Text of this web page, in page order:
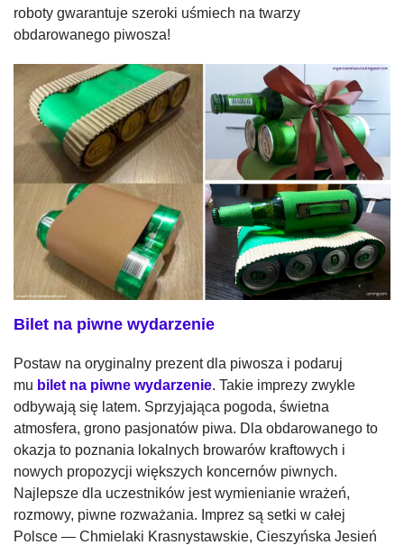
roboty gwarantuje szeroki uśmiech na twarzy
obdarowanego piwosza!
Bilet na piwne wydarzenie
Postaw na oryginalny prezent dla piwosza i podaruj
mu bilet na piwne wydarzenie. Takie imprezy zwykle
odbywają się latem. Sprzyjająca pogoda, świetna
atmosfera, grono pasjonatów piwa. Dla obdarowanego to
okazja to poznania lokalnych browarów kraftowych i
nowych propozycji większych koncernów piwnych.
Najlepsze dla uczestników jest wymienianie wrażeń,
rozmowy, piwne rozważania. Imprez są setki w całej
Polsce — Chmielaki Krasnystawskie, Cieszyńska Jesień